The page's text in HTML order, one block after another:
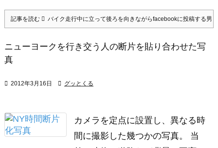
記事を読む バイク走行中に立って後ろを向きながらfacebookに投稿する男
ニューヨークを行き交う人の断片を貼り合わせた写
真
 2012年3月16日  グッとくる
カメラを定点に設置し、異なる時
間に撮影した幾つかの写真。 当